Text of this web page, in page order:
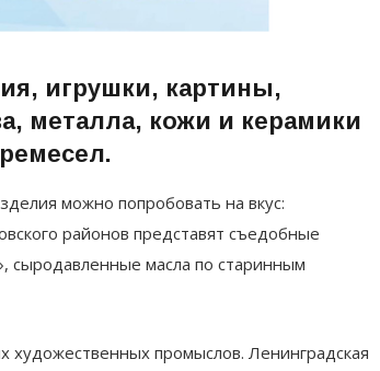
игрушки, картины,
металла, кожи и керамики
можно попробовать на вкус:
районов представят съедобные
сыродавленные масла по старинным
промыслов. Ленинградская